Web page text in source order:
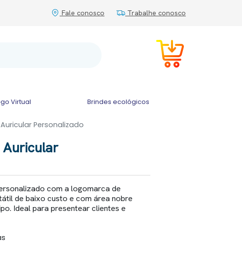
Fale conosco Trabalhe conosco
Virtual Brindes ecológicos
Personalizado
Auricular
com a logomarca de
de baixo custo e com área nobre
Ideal para presentear clientes e